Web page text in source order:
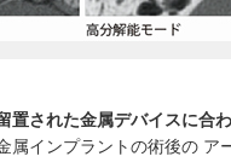
置された金属デバイスに合
属インプラントの術後の ア